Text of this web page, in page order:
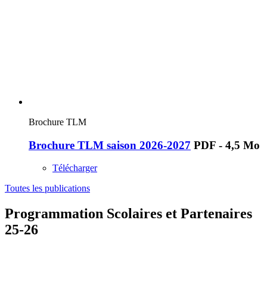
Brochure TLM
Brochure TLM saison 2026-2027 PDF - 4,5 Mo
Télécharger
Toutes les publications
Programmation Scolaires et Partenaires
25-26